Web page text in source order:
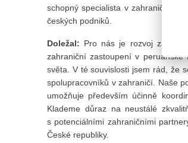
schopný specialista v zahraničí
českých podniků.
Doležal: Pro nás je rozvoj
zahraniční zastoupení v
světa. V té souvislosti jsem rád, že
spolupracovníků v zahraničí. Naše
umožňuje především účinně
Klademe důraz na neustálé
s potenciálními zahraničními
České republiky.